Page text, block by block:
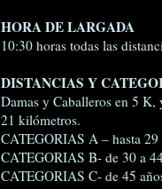
HORA DE LARGADA
10:30 horas todas las
DISTANCIAS Y
Damas y Caballeros en 5
21 kilómetros.
CATEGORIAS A – hasta 29
CATEGORIAS B- de 30 a
CATEGORIAS C- de 45